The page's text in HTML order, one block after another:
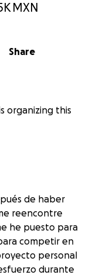
MXN
Share
organizing this
de haber
reencontre
he puesto para
competir en
personal
durante